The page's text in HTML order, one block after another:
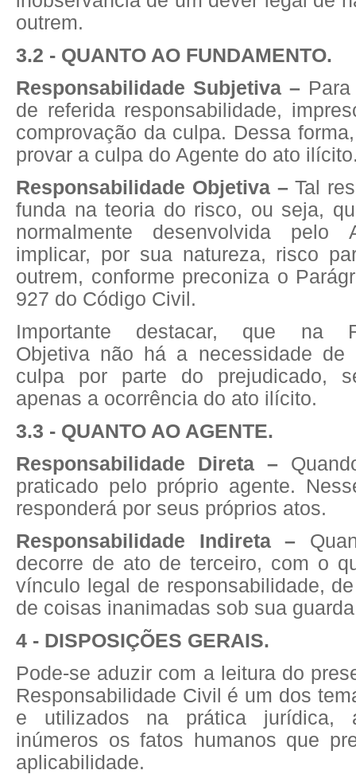
outrem.
3.2 - QUANTO AO FUNDAMENTO.
Responsabilidade Subjetiva –
de referida responsabilidade,
comprovação da culpa. Dessa
provar a culpa do Agente do ato
Responsabilidade Objetiva –Tal
funda na teoria do risco, ou seja,
normalmente desenvolvida pelo
implicar, por sua natureza, risco
outrem, conforme preconiza o
927 do Código Civil.
Importante destacar, que na
Objetiva não há a necessidade de
culpa por parte do prejudicado,
apenas a ocorrência do ato ilícito.
3.3 - QUANTO AO AGENTE.
Responsabilidade Direta –
praticado pelo próprio agente.
responderá por seus próprios atos.
Responsabilidade Indireta –
decorre de ato de terceiro, com o
vínculo legal de responsabilidade,
de coisas inanimadas sob sua
4 - DISPOSIÇÕES GERAIS.
Pode-se aduzir com a leitura do
Responsabilidade Civil é um dos
e utilizados na prática jurídica,
inúmeros os fatos humanos que
aplicabilidade.